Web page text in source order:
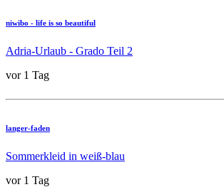
niwibo - life is so beautiful
Adria-Urlaub - Grado Teil 2
vor 1 Tag
langer-faden
Sommerkleid in weiß-blau
vor 1 Tag